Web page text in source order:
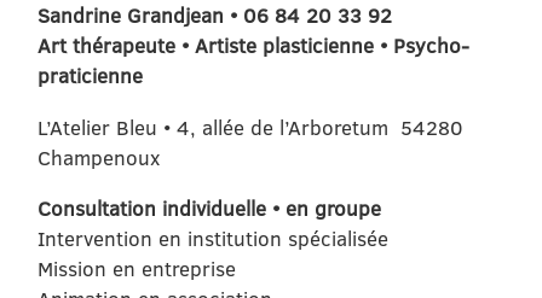
Sandrine Grandjean • 06 84 20 33 92
Art thérapeute • Artiste plasticienne • Psycho-
praticienne
L’Atelier Bleu • 4, allée de l’Arboretum 54280
Champenoux
Consultation individuelle • en groupe
Intervention en institution spécialisée
Mission en entreprise